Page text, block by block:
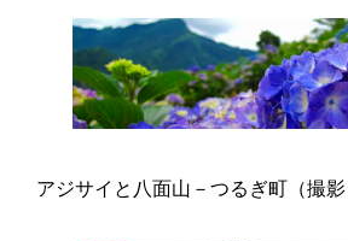
アジサイと八面山－つるぎ町（撮影